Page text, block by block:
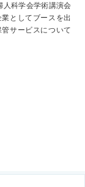
科学会学術講演会
としてブースを出
サービスについて